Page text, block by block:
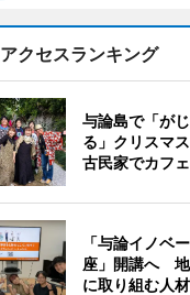
アクセスランキング
与論島で「が
る」クリスマ
古民家でカフ
「与論イノベ
座」開講へ 地
に取り組む人